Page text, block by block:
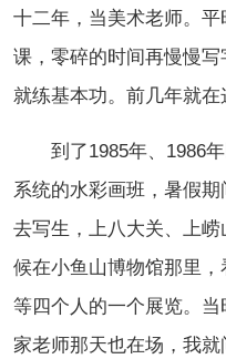
十二年，当美术老师。
课， 零碎的时间再慢慢写
就练基本功。前几年就在
到了1985年、1986
系统的水彩画班，暑假
去写生，上八大关、上
候在小鱼山博物馆那里
等四个人的一个展览。
家老师那天也在场，我